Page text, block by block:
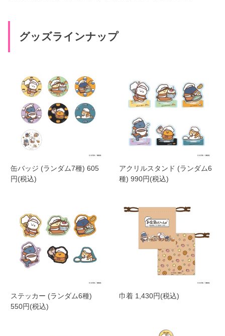
グッズラインナップ
缶バッジ (ランダム7種) 605
円(税込)
アクリルスタンド (ランダム6
種) 990円(税込)
ステッカー (ランダム6種)
550円(税込)
巾着 1,430円(税込)